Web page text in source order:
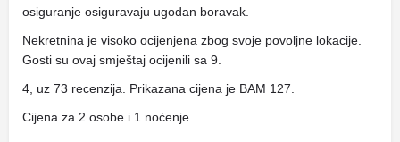
osiguranje osiguravaju ugodan boravak.
Nekretnina je visoko ocijenjena zbog svoje povoljne lokacije.
Gosti su ovaj smještaj ocijenili sa 9.
4, uz 73 recenzija. Prikazana cijena je BAM 127.
Cijena za 2 osobe i 1 noćenje.